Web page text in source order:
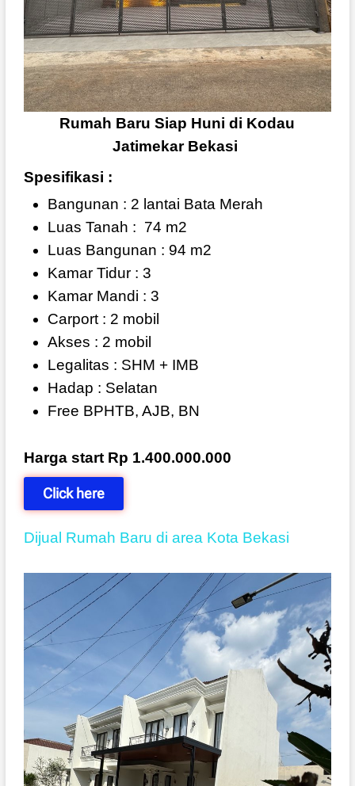
Rumah Baru Siap Huni di Kodau
Jatimekar Bekasi
Spesifikasi :
Bangunan : 2 lantai Bata Merah
Luas Tanah : 74 m2
Luas Bangunan : 94 m2
Kamar Tidur : 3
Kamar Mandi : 3
Carport : 2 mobil
Akses : 2 mobil
Legalitas : SHM + IMB
Hadap : Selatan
Free BPHTB, AJB, BN
Harga start Rp 1.400.000.000
Click here
Dijual Rumah Baru di area Kota Bekasi